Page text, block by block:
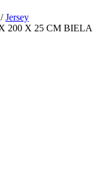
/Jersey
X 200 X 25 CM BIELA